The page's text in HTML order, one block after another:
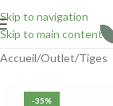
Skip to navigation
Skip to main content
Accueil/Outlet/Tiges
-35%